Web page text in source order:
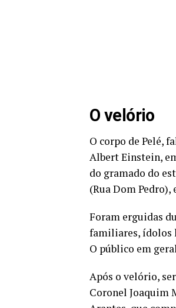
O velório
O corpo de Pelé,
Albert Einstein,
do gramado do
(Rua Dom Pedro),
Foram erguidas
familiares, ídolos
O público em
Após o velório,
Coronel Joaquim